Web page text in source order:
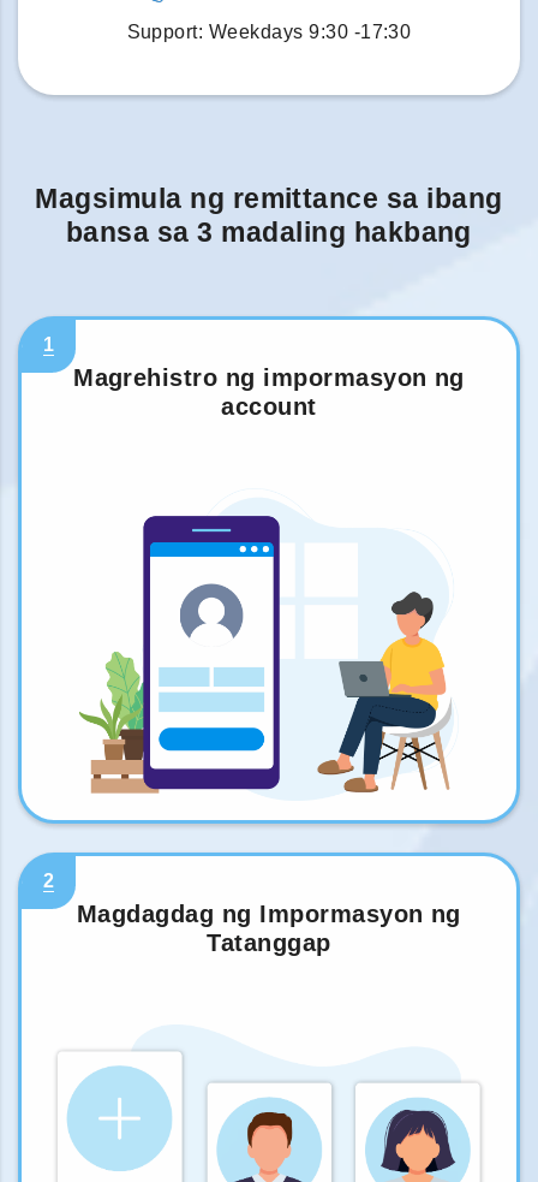
Support: Weekdays 9:30 -17:30
Magsimula ng remittance sa ibang
bansa sa 3 madaling hakbang
1
Magrehistro ng impormasyon ng
account
2
Magdagdag ng Impormasyon ng
Tatanggap